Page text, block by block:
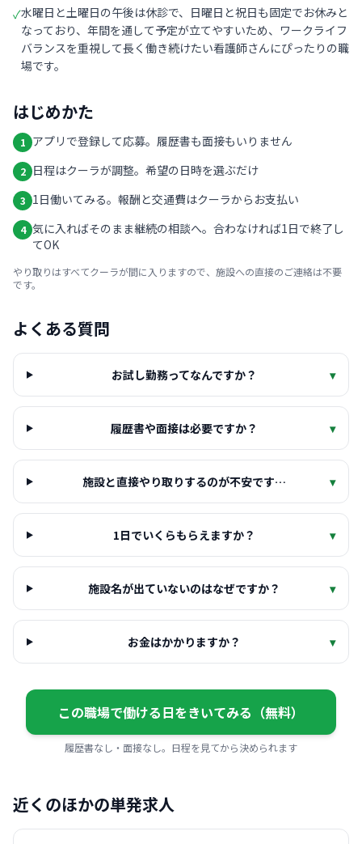
✓水曜日と土曜日の午後は休診で、日曜日と祝日も固定でお休みと
なっており、年間を通して予定が立てやすいため、ワークライフ
バランスを重視して長く働き続けたい看護師さんにぴったりの職
場です。
はじめかた
1 アプリで登録して応募。履歴書も面接もいりません
2 日程はクーラが調整。希望の日時を選ぶだけ
3 1日働いてみる。報酬と交通費はクーラからお支払い
4 気に入ればそのまま継続の相談へ。合わなければ1日で終了し
てOK
やり取りはすべてクーラが間に入りますので、施設への直接のご連絡は不要
です。
よくある質問
お試し勤務ってなんですか？ ▾
履歴書や面接は必要ですか？ ▾
施設と直接やり取りするのが不安です… ▾
1日でいくらもらえますか？ ▾
施設名が出ていないのはなぜですか？ ▾
お金はかかりますか？ ▾
この職場で働ける日をきいてみる（無料）
履歴書なし・面接なし。日程を見てから決められます
近くのほかの単発求人